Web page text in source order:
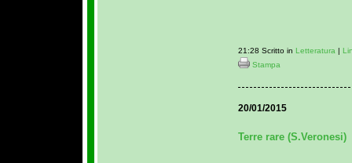
21:28 Scritto in Letteratura |
Stampa
20/01/2015
Terre rare (S.Veronesi)